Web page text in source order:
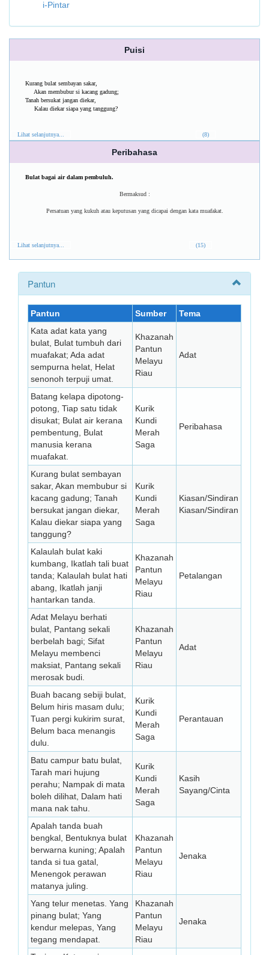
i-Pintar
Puisi
Kurang bulat sembayan sakar,
Akan membubur si kacang gadung;
Tanah bersukat jangan diekar,
Kalau diekar siapa yang tanggung?
Lihat selanjutnya... (8)
Peribahasa
Bulat bagai air dalam pembuluh.
Bermaksud :
Persatuan yang kukuh atau keputusan yang dicapai dengan kata muafakat.
Lihat selanjutnya... (15)
Pantun
Pantun Sumber
Tema
Kata adat kata yang
bulat, Bulat tumbuh dari
muafakat; Ada adat
sempurna helat, Helat
senonoh terpuji umat.
Khazanah
Pantun
Melayu
Riau
Adat
Batang kelapa dipotong-
potong, Tiap satu tidak
disukat; Bulat air kerana
pembentung, Bulat
manusia kerana
muafakat.
Kurik
Kundi
Merah
Saga
Peribahasa
Kurang bulat sembayan
sakar, Akan membubur si
kacang gadung; Tanah
bersukat jangan diekar,
Kalau diekar siapa yang
tanggung?
Kurik
Kundi
Merah
Saga
Kiasan/Sindiran
Kiasan/Sindiran
Kalaulah bulat kaki
kumbang, Ikatlah tali buat
tanda; Kalaulah bulat hati
abang, Ikatlah janji
hantarkan tanda.
Khazanah
Pantun
Melayu
Riau
Petalangan
Adat Melayu berhati
bulat, Pantang sekali
berbelah bagi; Sifat
Melayu membenci
maksiat, Pantang sekali
merosak budi.
Khazanah
Pantun
Melayu
Riau
Adat
Buah bacang sebiji bulat,
Belum hiris masam dulu;
Tuan pergi kukirim surat,
Belum baca menangis
dulu.
Kurik
Kundi
Merah
Saga
Perantauan
Batu campur batu bulat,
Tarah mari hujung
perahu; Nampak di mata
boleh dilihat, Dalam hati
mana nak tahu.
Kurik
Kundi
Merah
Saga
Kasih
Sayang/Cinta
Apalah tanda buah
bengkal, Bentuknya bulat
berwarna kuning; Apalah
tanda si tua gatal,
Menengok perawan
matanya juling.
Khazanah
Pantun
Melayu
Riau
Jenaka
Yang telur menetas. Yang
pinang bulat; Yang
kendur melepas, Yang
tegang mendapat.
Khazanah
Pantun
Melayu
Riau
Jenaka